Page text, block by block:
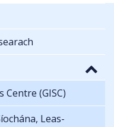
(GISC)
Leas-